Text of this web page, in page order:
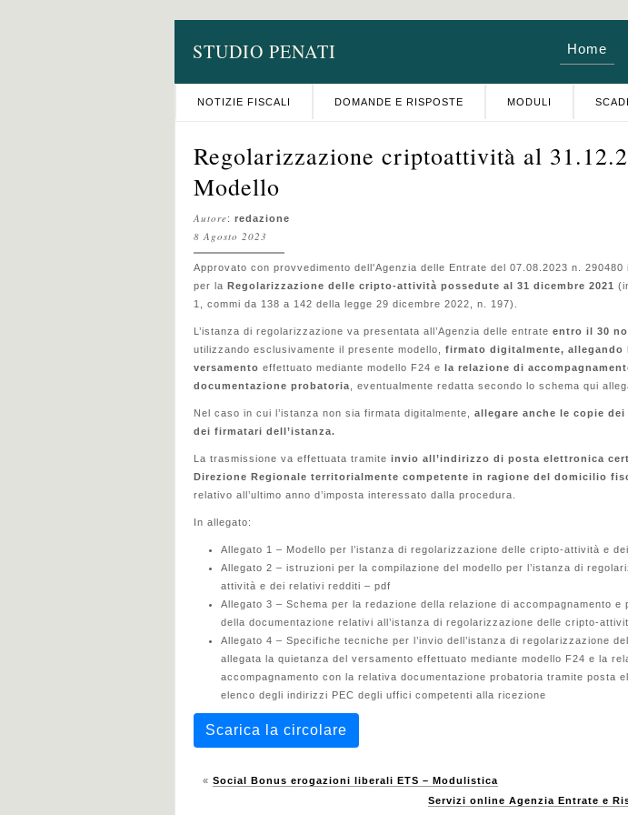
STUDIO PENATI Home
NOTIZIE FISCALI DOMANDE E RISPOSTE MODULI
Regolarizzazione criptoattività al
Modello
Autore: redazione
8 Agosto 2023
Approvato con provvedimento dell'Agenzia delle Entrate del 07.08.2023 n.
per la Regolarizzazione delle cripto-attività possedute al 31 dicembre 2021
1, commi da 138 a 142 della legge 29 dicembre 2022, n. 197).
L’istanza di regolarizzazione va presentata all’Agenzia delle entrate entro il 30
utilizzando esclusivamente il presente modello,
firmato digitalmente, allegando
versamento effettuato mediante modello F24 e la relazione di
documentazione probatoria , eventualmente redatta secondo lo schema qui
Nel caso in cui l’istanza non sia firmata digitalmente,
allegare anche le copie
dei firmatari dell’istanza.
La trasmissione va effettuata tramite invio all’indirizzo di posta elettronica
Direzione Regionale territorialmente competente in ragione del domicilio
relativo all’ultimo anno d’imposta interessato dalla procedura.
In allegato:
Allegato 1 – Modello per l’istanza di regolarizzazione delle cripto-attività e
Allegato 2 – istruzioni per la compilazione del modello per l’istanza di
attività e dei relativi redditi – pdf
Allegato 3 – Schema per la redazione della relazione di accompagnamento e
della documentazione relativi all’istanza di regolarizzazione delle cripto-
Allegato 4 – Specifiche tecniche per l’invio dell’istanza di regolarizzazione
allegata la quietanza del versamento effettuato mediante modello F24 e la
accompagnamento con la relativa documentazione probatoria tramite posta
elenco degli indirizzi PEC degli uffici competenti alla ricezione
Scarica la circolare
« Social Bonus erogazioni liberali ETS – Modulistica
Servizi online Agenzia Entrate e